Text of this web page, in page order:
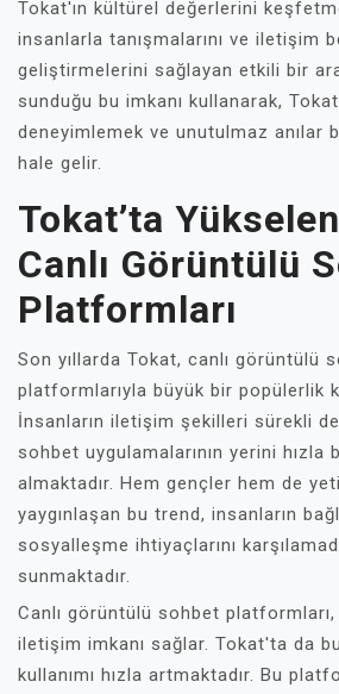
Tokat'ın kültürel değerlerini
insanlarla tanışmalarını ve iletişim
geliştirmelerini sağlayan etkili bir
sunduğu bu imkanı kullanarak,
deneyimlemek ve unutulmaz anılar
hale gelir.
Tokat’ta
Canlı Görüntülü
Platformları
Son yıllarda Tokat, canlı görüntülü
platformlarıyla büyük bir popülerlik
İnsanların iletişim şekilleri sürekli
sohbet uygulamalarının yerini
almaktadır. Hem gençler hem de
yaygınlaşan bu trend, insanların
sosyalleşme ihtiyaçlarını
sunmaktadır.
Canlı görüntülü sohbet platformları,
iletişim imkanı sağlar. Tokat'ta da
kullanımı hızla artmaktadır. Bu